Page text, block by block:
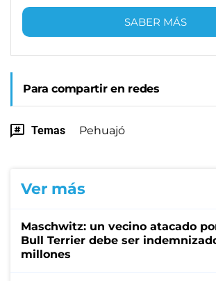
SABER MÁS
Para compartir en redes
Temas Pehuajó
Ver más
Maschwitz: un vecino atacado
Bull Terrier debe ser
millones